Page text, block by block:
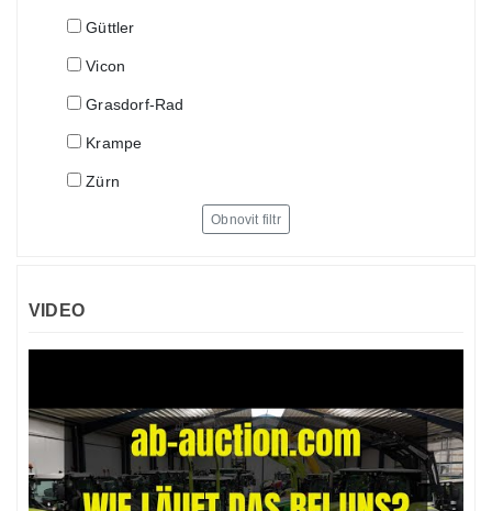
Güttler
Vicon
Grasdorf-Rad
Krampe
Zürn
Obnovit filtr
VIDEO